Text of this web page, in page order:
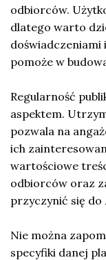
odbiorców.
dlatego warto
doświadczeniami
pomoże w
Regularność
aspektem.
pozwala na
ich
wartościowe
odbiorców oraz
przyczynić się do
Nie można
specyfiki danej